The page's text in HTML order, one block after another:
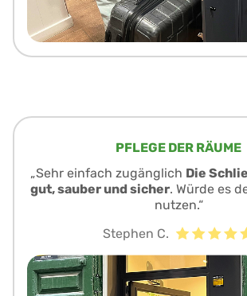
PFLEGE DER RÄUME
„Sehr einfach zugänglich Die
gut, sauber und sicher. Würde es
nutzen.“
Stephen C.